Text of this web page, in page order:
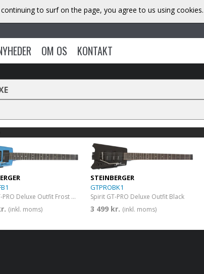
OM OS KONTAKT
Spirit GT-PRO Deluxe Outfit Frost Blue
(inkl. moms)
STEINBERGER
GTPROBK1
Spirit GT-PRO Deluxe Outfit Black
3 499 kr. (inkl. moms)
to surf on the page, you agree to us using cookies.